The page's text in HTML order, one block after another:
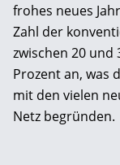
frohes neues
Zahl der
zwischen 20
Prozent an, was
mit den vielen
Netz begründen.